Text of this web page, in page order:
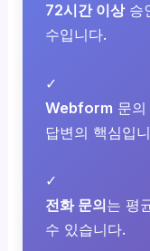
72시간 이상승
수입니다.
✓
Webform 문
답변의 핵심입
✓
전화 문의는 평
수 있습니다.